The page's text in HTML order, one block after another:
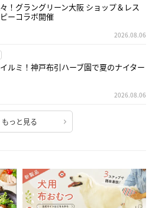
！グラングリーン大阪 ショップ＆レス
ーコラボ開催
2026.08.06
ルミ！神戸布引ハーブ園で夏のナイター
2026.08.06
もっと見る